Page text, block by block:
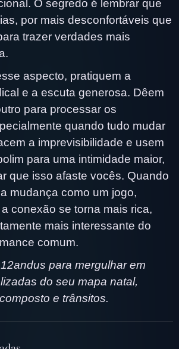
O segredo é lembrar que
por mais desconfortáveis que
trazer verdades mais
aspecto, pratiquem a
e a escuta generosa. Dêem
para processar os
quando tudo mudar
a imprevisibilidade e usem
para uma intimidade maior,
que isso afaste vocês. Quando
mudança como um jogo,
conexão se torna mais rica,
mais interessante do
comum.
para mergulhar em
do seu mapa natal,
e trânsitos.